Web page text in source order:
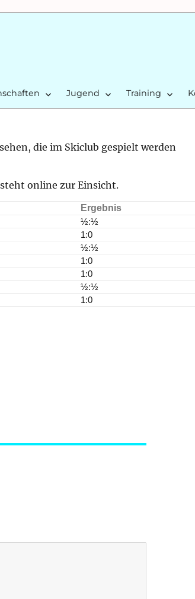
Jugend Training
die im Skiclub gespielt werden
online zur Einsicht.
Ergebnis
½:½
1:0
½:½
1:0
1:0
½:½
1:0